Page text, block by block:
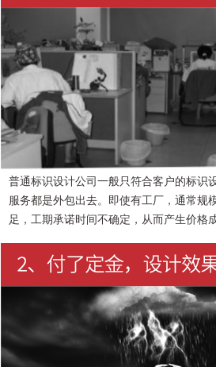
普通标识设计公司一般只符合客户的标识
服务都是外包出去。即使有工厂，通常规
足，工期承诺时间不确定，从而产生价格